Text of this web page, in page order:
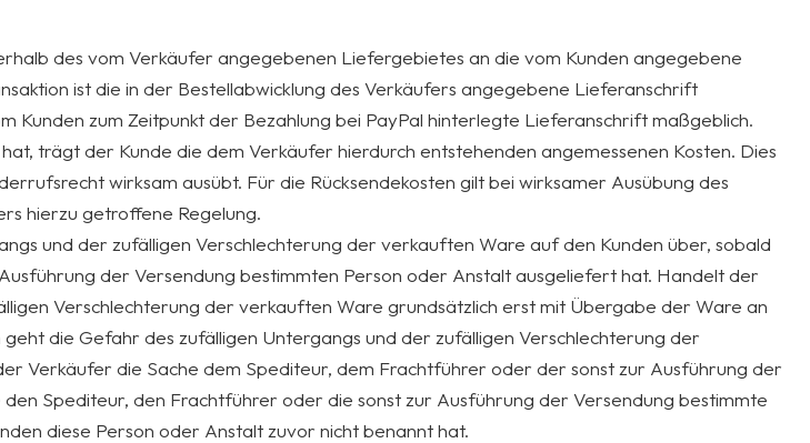
des vom Verkäufer angegebenen Liefergebietes an die vom Kunden angegebene
ist die in der Bestellabwicklung des Verkäufers angegebene Lieferanschrift
Kunden zum Zeitpunkt der Bezahlung bei PayPal hinterlegte Lieferanschrift maßgeblich.
trägt der Kunde die dem Verkäufer hierdurch entstehenden angemessenen Kosten. Dies
wirksam ausübt. Für die Rücksendekosten gilt bei wirksamer Ausübung des
hierzu getroffene Regelung.
und der zufälligen Verschlechterung der verkauften Ware auf den Kunden über, sobald
der Versendung bestimmten Person oder Anstalt ausgeliefert hat. Handelt der
Verschlechterung der verkauften Ware grundsätzlich erst mit Übergabe der Ware an
die Gefahr des zufälligen Untergangs und der zufälligen Verschlechterung der
Verkäufer die Sache dem Spediteur, dem Frachtführer oder der sonst zur Ausführung der
Spediteur, den Frachtführer oder die sonst zur Ausführung der Versendung bestimmte
diese Person oder Anstalt zuvor nicht benannt hat.